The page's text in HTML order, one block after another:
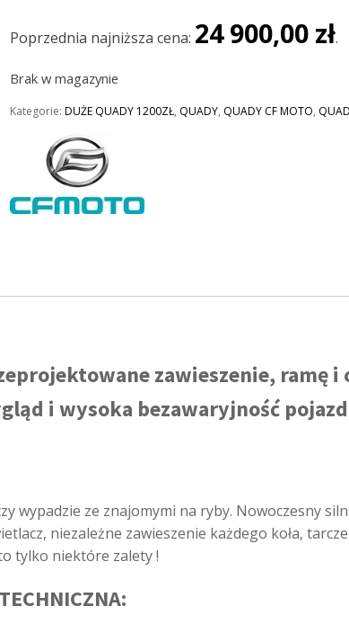
31
24
Poprzednia najniższa cena: 24 900,00 zł.
Brak w magazynie
Kategorie: DUŻE QUADY 1200ZŁ, QUADY, QUADY CF MOTO,
zawieszenie, ramę i
i wysoka bezawaryjność
wypadzie ze znajomymi na ryby. Nowoczesny
niezależne zawieszenie każdego koła,
tylko niektóre zalety !